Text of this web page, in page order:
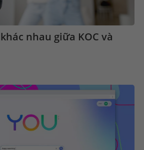
nhau giữa KOC và